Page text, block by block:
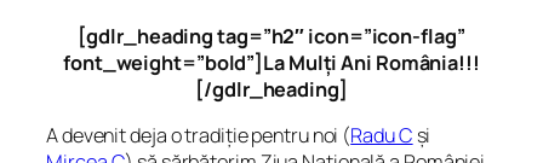
[gdlr_heading tag=”h2″ icon=”icon-flag”
font_weight=”bold”]La Mulți Ani România!!!
[/gdlr_heading]
A devenit deja o tradiție pentru noi (Radu C și